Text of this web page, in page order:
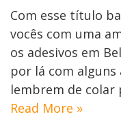
Com esse título
vocês com uma
os adesivos em
por lá com alguns
lembrem de colar
Read More »